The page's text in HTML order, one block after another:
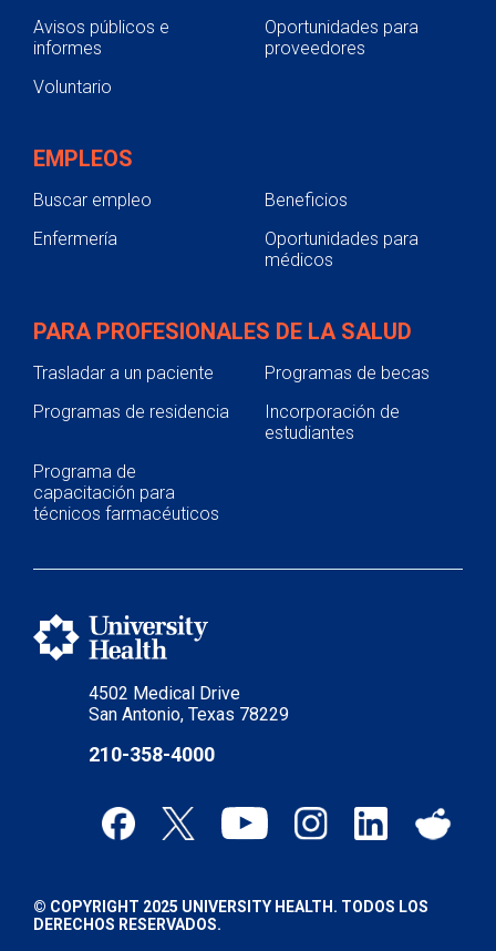
4502 Medical Drive
San Antonio, Texas 78229
210-358-4000
Avisos públicos e
informes
Oportunidades para
proveedores
Voluntario
EMPLEOS
Buscar empleo
Beneficios
Enfermería
Oportunidades para
médicos
PARA PROFESIONALES DE LA SALUD
Trasladar a un paciente
Programas de becas
Programas de residencia
Incorporación de
estudiantes
Programa de
capacitación para
técnicos farmacéuticos
© COPYRIGHT 2025 UNIVERSITY HEALTH. TODOS LOS
DERECHOS RESERVADOS.